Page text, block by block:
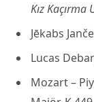
Kız Kaçırma
Jēkabs
Lucas
Mozart –